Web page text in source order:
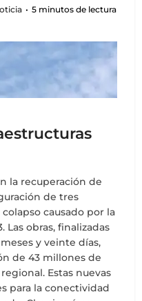
5 minutos de lectura
la recuperación de
de tres
causado por la
Las obras, finalizadas
y veinte días,
de 43 millones de
Estas nuevas
para la conectividad